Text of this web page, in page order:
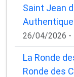
Saint Jean
26/04/2026 -
La Ronde
Ronde des